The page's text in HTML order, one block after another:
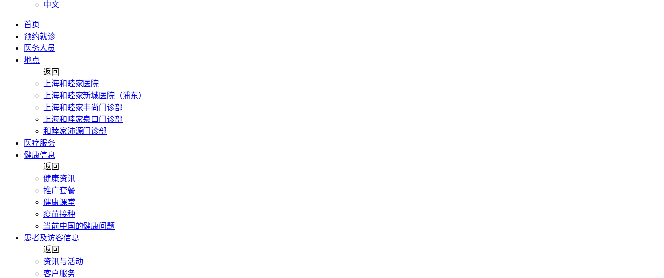
中文
首页
预约就诊
医务人员
地点
返回
上海和睦家医院
上海和睦家新城医院（浦东）
上海和睦家丰尚门诊部
上海和睦家泉口门诊部
和睦家沛源门诊部
医疗服务
健康信息
返回
健康资讯
推广套餐
健康课堂
疫苗接种
当前中国的健康问题
患者及访客信息
返回
资讯与活动
客户服务